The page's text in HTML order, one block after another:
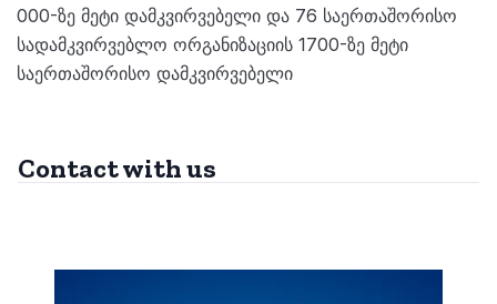
000-ზე მეტი დამკვირვებელი და 76 საერთაშორისო
სადამკვირვებლო ორგანიზაციის 1700-ზე მეტი
საერთაშორისო დამკვირვებელი
Contact with us